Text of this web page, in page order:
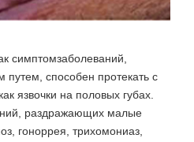
симптомзаболеваний,
способен протекать с
язвочки на половых губах.
раздражающих малые
гоноррея, трихомониаз,